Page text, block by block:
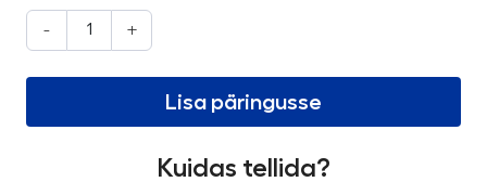
- +
Lisa päringusse
Kuidas tellida?